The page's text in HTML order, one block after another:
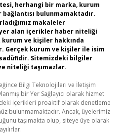
herhangi bir marka, kurum
bulunmamaktadır.
makaleler
alan içerikler haber niteliği
ve kişiler hakkında
Gerçek kurum ve kişiler ile isim
Sitemizdeki bilgiler
niteliği taşımazlar.
Bilgi Teknolojileri ve İletişim
bir Yer Sağlayıcı olarak hizmet
içerikleri proaktif olarak denetleme
bulunmamaktadır. Ancak, üyelerimiz
taşımakta olup, siteye üye olarak